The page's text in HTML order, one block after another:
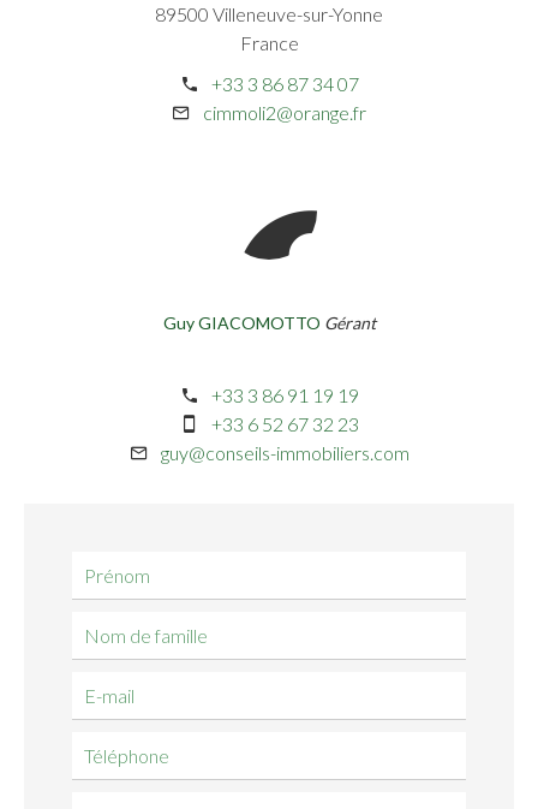
89500 Villeneuve-sur-Yonne
France
+33 3 86 87 34 07
cimmoli2@orange.fr
Guy GIACOMOTTO Gérant
+33 3 86 91 19 19
+33 6 52 67 32 23
guy@conseils-immobiliers.com